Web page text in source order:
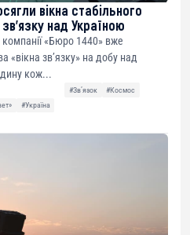
вікна стабільного
над Україною
компанії «Бюро 1440» вже
зв’язку» на добу над
кож...
#Звʼязок
#Космос
#Україна